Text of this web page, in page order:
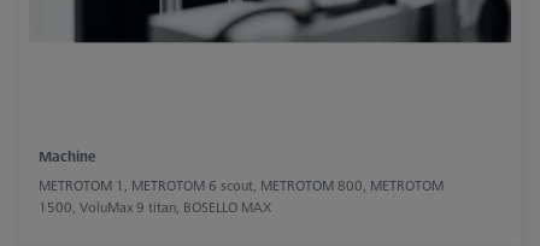
Machine
METROTOM 1, METROTOM 6 scout, METROTOM 800, METROTOM
1500, VoluMax 9 titan, BOSELLO MAX